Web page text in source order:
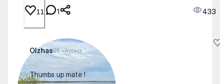
11 1 433
Olzhas28 наурыз
Thumbs up mate !